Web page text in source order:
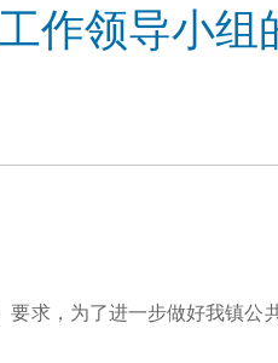
作领导小组
求，为了进一步做好我镇公